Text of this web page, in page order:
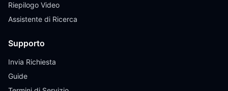
Riepilogo Video
Assistente di Ricerca
Supporto
Invia Richiesta
Guide